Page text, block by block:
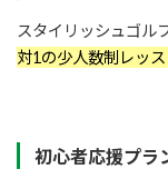
スタイリッシュゴル
対1の少人数制レッ
初心者応援プラ